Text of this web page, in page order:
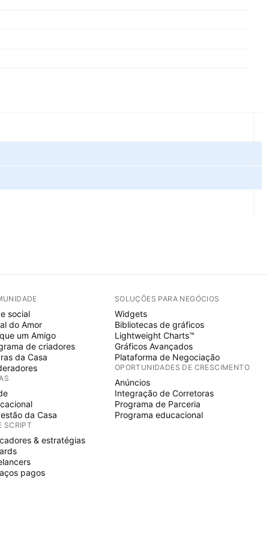
social
do Amor
um Amigo
de criadores
da Casa
da Casa
SCRIPT
& estratégias
pagos
SOLUÇÕES PARA NEGÓCIOS
Widgets
Bibliotecas de gráficos
Lightweight Charts™
Gráficos Avançados
Plataforma de Negociação
OPORTUNIDADES DE CRESCIMENTO
Anúncios
Integração de Corretoras
Programa de Parceria
Programa educacional